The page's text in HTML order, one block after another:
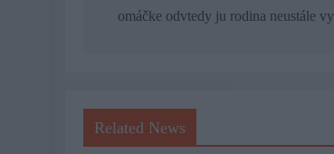
omáčke odvtedy ju rodina neustále
Related News